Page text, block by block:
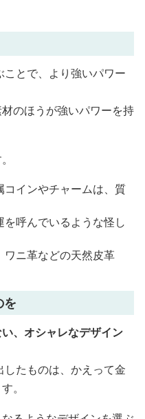
ことで、より強いパワー
のほうが強いパワーを持
コインやチャームは、質
を呼んでいるような怪し
ニ革などの天然皮革
を
、オシャレなデザイン
たものは、かえって金
。